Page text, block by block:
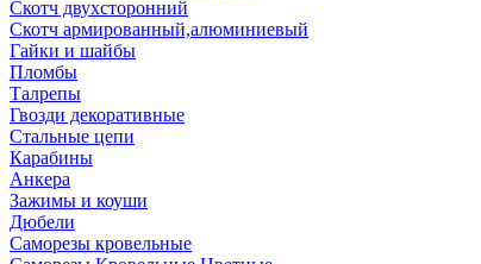
Скотч двухсторонний
Скотч армированный,алюминиевый
Гайки и шайбы
Пломбы
Талрепы
Гвозди декоративные
Стальные цепи
Карабины
Анкера
Зажимы и коуши
Дюбели
Саморезы кровельные